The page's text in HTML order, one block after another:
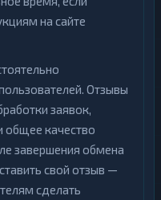
на сайте
Отзывы
заявок,
общее качество
завершения обмена
свой отзыв —
сделать